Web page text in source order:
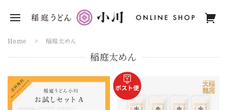
Home 稲庭太めん
稲庭太めん